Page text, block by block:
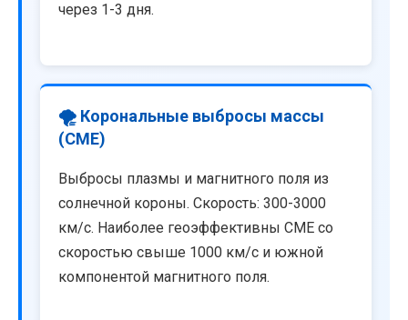
через 1-3 дня.
🌪️ Корональные выбросы массы
(CME)
Выбросы плазмы и магнитного поля из
солнечной короны. Скорость: 300-3000
км/с. Наиболее геоэффективны CME со
скоростью свыше 1000 км/с и южной
компонентой магнитного поля.